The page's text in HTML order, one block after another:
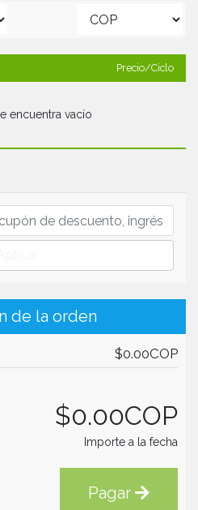
Precio/Ciclo
encuentra vacío
de la orden
$0.00COP
$0.00COP
Importe a la fecha
Pagar